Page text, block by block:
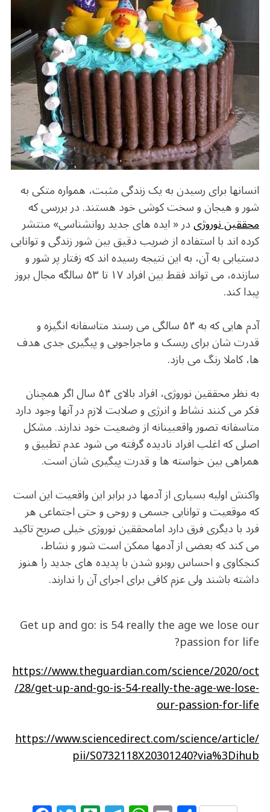
o
k p
انسانها برای رسیدن به یک زندگی مثبت، همواره متکی به
شور و هیجان و سخت کوشی خود هستند. در بررسی که
محققین نوروژیدر « ایده های جدید روانشناسی» منتشر
کرده اند با استفاده از ضریب دقیق بین شور زندگی و توانایی
دستیابی به آن، به این نتیجه رسیده اند که زفتار پر شور و
سازنده، می تواند فقط بین افراد ۱۷ تا ۵۳ سالگه مجال بروز
پیدا کند.
آدم هایی که به ۵۴ سالگی می رسند متاسفانه انگیزه و
قدرت شان برای ریسک و ماجراجویی و پیگیری جدی هدف
ها، کاملا رنگ می بازد.
به نظر محققین نوروژی، افراد بالای ۵۴ سال اگر همچنان
فکر می کنند نشاط و انرژی و صلابت لازم در آنها وجود دارد
متاسفانه تصور واقعبینانه از وضعیت خود ندارند. مشکل
اصلی که اغلب افراد نادیده گرفته می شود عدم تطبیق و
همراهی بین خواسته ها و قدرت پیگیری شان است.
واکنش اولیه بسیاری از آدمها در برابر این واقعیت این است
که موقعیت و توانایی جسمی و روحی و حتی اجتماعی هر
فرد با دیگری فرق دارد امامحققین نوروژی خیلی صریح تاکید
می کند که بعضی از آدمها ممکن است شور و نشاط،
کنجکاوی و احساس روبرو شدن با پدیده های جدید را هنوز
داشته باشند ولی عزم کافی برای اجرای آن را ندارند.
Get up and go: is 54 really the age we lose our
passion for life?
https://www.theguardian.com/science/2020/oct
/28/get-up-and-go-is-54-really-the-age-we-lose-
our-passion-for-life
https://www.sciencedirect.com/science/article/
pii/S0732118X20301240?via%3Dihub